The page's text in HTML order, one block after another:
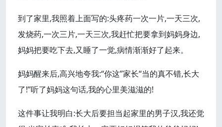
到了家里,我照着上面写的:头疼药一次一片,一天三次,
发烧药,一次三片,一天三次,我赶忙把要拿到妈妈身边,
妈妈把要吃下去,又睡了一觉,病情渐渐好了起来。
妈妈醒来后,高兴地夸我:“你这”家长“当的真不错,长大
了!”听了妈妈这句话,我的心里美滋滋的!
这件事让我明白:长大后要担当起家里的男子汉,我还觉